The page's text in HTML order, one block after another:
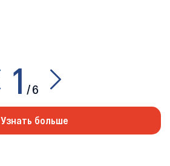
1 /6
Узнать больше